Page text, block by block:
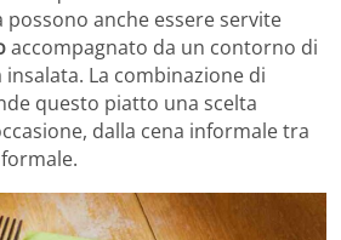
anche essere servite
accompagnato da un contorno di
La combinazione di
questo piatto una scelta
dalla cena informale tra